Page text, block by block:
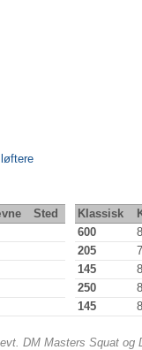
Sted Klassisk
600
205
145
250
145
DM Masters Squat